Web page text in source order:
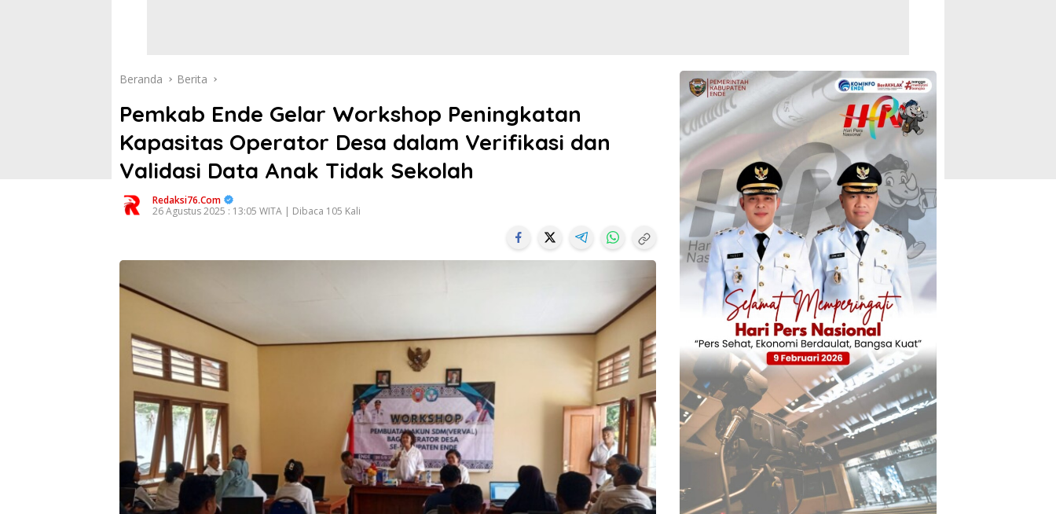
Beranda Berita
Pemkab Ende Gelar Workshop Peningkatan
Kapasitas Operator Desa dalam Verifikasi dan
Validasi Data Anak Tidak Sekolah
Redaksi76.com
26 Agustus 2025 : 13:05 WITA | Dibaca 105 Kali